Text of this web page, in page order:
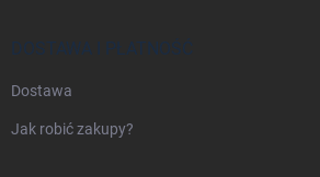
DOSTAWA I PŁATNOŚĆ
Dostawa
Jak robić zakupy?